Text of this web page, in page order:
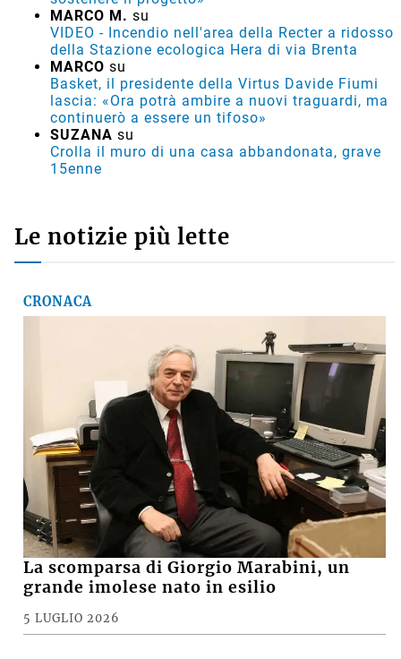
MARCO M. su
VIDEO - Incendio nell'area della Recter a ridosso
della Stazione ecologica Hera di via Brenta
MARCO su
Basket, il presidente della Virtus Davide Fiumi
lascia: «Ora potrà ambire a nuovi traguardi, ma
continuerò a essere un tifoso»
SUZANA su
Crolla il muro di una casa abbandonata, grave
15enne
Le notizie più lette
CRONACA
La scomparsa di Giorgio Marabini, un
grande imolese nato in esilio
5 LUGLIO 2026